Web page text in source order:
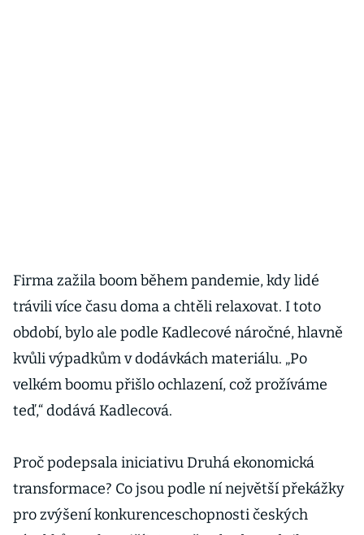
Firma zažila boom během pandemie, kdy lidé
trávili více času doma a chtěli relaxovat. I toto
období, bylo ale podle Kadlecové náročné, hlavně
kvůli výpadkům v dodávkách materiálu. „Po
velkém boomu přišlo ochlazení, což prožíváme
teď,“ dodává Kadlecová.
Proč podepsala iniciativu Druhá ekonomická
transformace? Co jsou podle ní největší překážky
pro zvýšení konkurenceschopnosti českých